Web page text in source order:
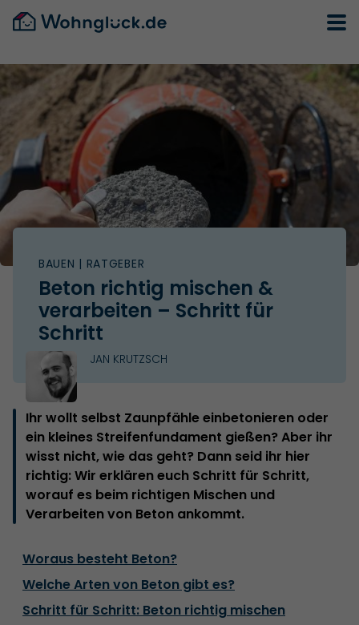
BAUEN | RATGEBER
Beton richtig mischen &
verarbeiten – Schritt für
Schritt
JAN KRUTZSCH
Ihr wollt selbst Zaunpfähle einbetonieren oder
ein kleines Streifenfundament gießen? Aber ihr
wisst nicht, wie das geht? Dann seid ihr hier
richtig: Wir erklären euch Schritt für Schritt,
worauf es beim richtigen Mischen und
Verarbeiten von Beton ankommt.
Woraus besteht Beton?
Welche Arten von Beton gibt es?
Schritt für Schritt: Beton richtig mischen